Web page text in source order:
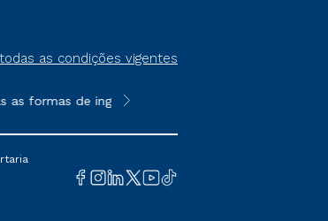
as condições vigentes
de ingresso, exceto na prova on-line
**Semipresencial é um formato do